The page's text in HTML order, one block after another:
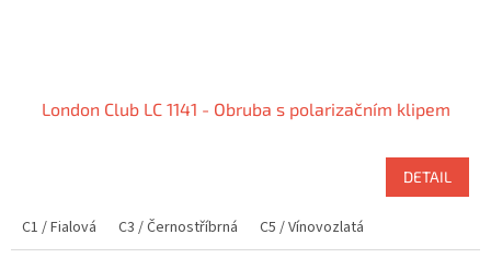
London Club LC 1141 - Obruba s polarizačním klipem
DETAIL
C1 / Fialová C3 / Černostříbrná C5 / Vínovozlatá